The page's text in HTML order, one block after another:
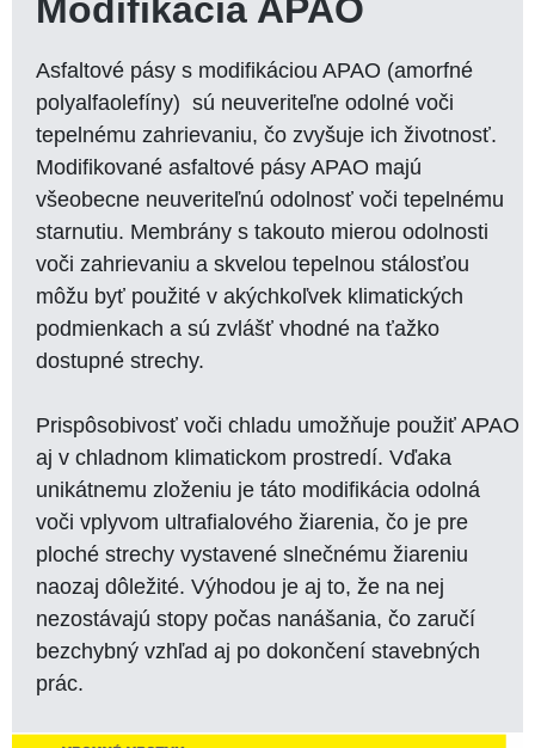
Modifikácia APAO
Asfaltové pásy s modifikáciou APAO (amorfné
polyalfaolefíny) sú neuveriteľne odolné voči
tepelnému zahrievaniu, čo zvyšuje ich životnosť.
Modifikované asfaltové pásy APAO majú
všeobecne neuveriteľnú odolnosť voči tepelnému
starnutiu. Membrány s takouto mierou odolnosti
voči zahrievaniu a skvelou tepelnou stálosťou
môžu byť použité v akýchkoľvek klimatických
podmienkach a sú zvlášť vhodné na ťažko
dostupné strechy.
Prispôsobivosť voči chladu umožňuje použiť APAO
aj v chladnom klimatickom prostredí. Vďaka
unikátnemu zloženiu je táto modifikácia odolná
voči vplyvom ultrafialového žiarenia, čo je pre
ploché strechy vystavené slnečnému žiareniu
naozaj dôležité. Výhodou je aj to, že na nej
nezostávajú stopy počas nanášania, čo zaručí
bezchybný vzhľad aj po dokončení stavebných
prác.